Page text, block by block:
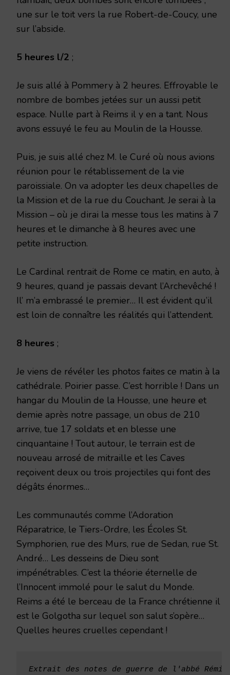
une sur le toit vers la rue Robert-de-Coucy, une
sur l’abside.
5 heures l/2 ;
Je suis allé à Pommery à 2 heures. Effroyable le
nombre de bombes jetées sur un aussi petit
espace. Nulle part à Reims il y en a tant. Nous
avons essuyé le feu au Moulin de la Housse.
Puis, je suis allé chez M. le Curé où nous avions
réunion pour le rétablissement de la vie
paroissiale. On va adopter les deux chapelles de
la Mission et de la rue du Couchant. Je serai à la
Mission – où je dirai la messe tous les matins à 7
heures et le dimanche à 8 heures avec une
petite instruction.
Le Cardinal rentrait de Rome ce matin, en auto, à
9 heures, quand je passais devant l’Archevêché !
Il’ m’a embrassé le premier… Il est évident qu’il
est loin de connaître les réalités qui l’attendent.
8 heures ;
Je viens de révéler les photos faites ce matin à la
cathédrale. Poirier passe. C’est horrible ! Dans un
hangar du Moulin de la Housse, une heure et
demie après notre passage, un obus de 210
arrive, tue 17 soldats et en blesse une
cinquantaine ! Tout autour, le terrain est de
nouveau arrosé de mitraille et les Caves
reçoivent deux ou trois projectiles qui font des
dégâts énormes…
Les communautés comme l’Adoration
Réparatrice, le Tiers-Ordre, les Écoles St.
Symphorien, rue des Murs, rue de Sedan, rue St.
André… Les desseins de Dieu sont
impénétrables. C’est la théorie éternelle de
l’Innocent immolé pour le salut du Monde.
Reims a été le berceau de la France chrétienne il
est le Golgotha sur lequel son salut s’opère…
Quelles heures cruelles cependant !
Extrait des notes de guerre de l'abbé